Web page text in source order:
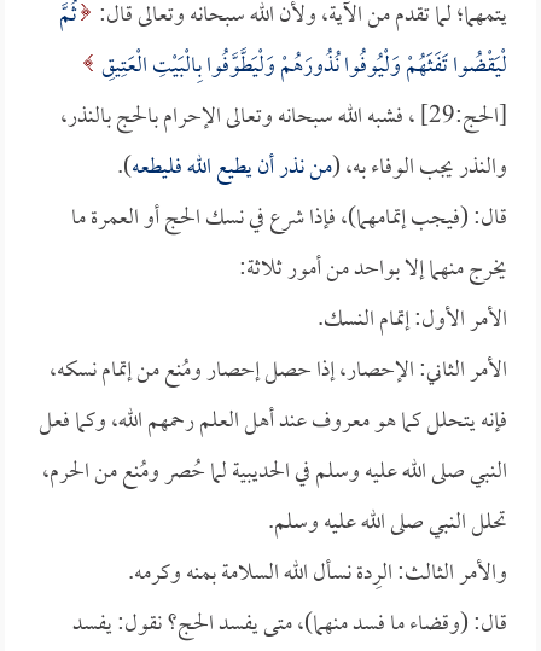
يتمهما؛ لما تقدم من الآية، ولأن الله سبحانه وتعالى قال: ثُمَّ
لْيَقْضُوا تَفَثَهُمْ وَلْيُوفُوا نُذُورَهُمْ وَلْيَطَّوَّفُوا بِالْبَيْتِ الْعَتِيقِ
[الحج:29] ، فشبه الله سبحانه وتعالى الإحرام بالحج بالنذر،
والنذر يجب الوفاء به، (من نذر أن يطيع الله فليطعه).
قال: (فيجب إتمامهما)، فإذا شرع في نسك الحج أو العمرة ما
يخرج منهما إلا بواحد من أمور ثلاثة:
الأمر الأول: إتمام النسك.
الأمر الثاني: الإحصار، إذا حصل إحصار ومُنع من إتمام نسكه،
فإنه يتحلل كما هو معروف عند أهل العلم رحمهم الله، وكما فعل
النبي صلى الله عليه وسلم في الحديبية لما حُصر ومُنع من الحرم،
تحلل النبي صلى الله عليه وسلم.
والأمر الثالث: الرِدة نسأل الله السلامة بمنه وكرمه.
قال: (وقضاء ما فسد منهما)، متى يفسد الحج؟ نقول: يفسد